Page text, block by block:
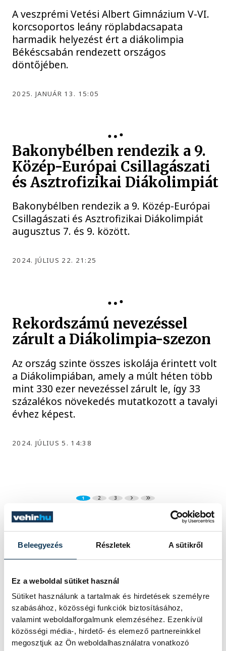
Beleegyezés Részletek A sütikről
Ez a weboldal sütiket használ
Sütiket használunk a tartalmak és hirdetések személyre
szabásához, közösségi funkciók biztosításához,
valamint weboldalforgalmunk elemzéséhez. Ezenkívül
közösségi média-, hirdető- és elemező partnereinkkel
megosztjuk az Ön weboldalhasználatra vonatkozó
A veszprémi Vetési Albert Gimnázium V-VI.
korcsoportos leány röplabdacsapata
harmadik helyezést ért a diákolimpia
Békéscsabán rendezett országos
döntőjében.
2025. JANUÁR 13. 15:05
Bakonybélben rendezik a 9.
Közép-Európai Csillagászati
és Asztrofizikai Diákolimpiát
Bakonybélben rendezik a 9. Közép-Európai
Csillagászati és Asztrofizikai Diákolimpiát
augusztus 7. és 9. között.
2024. JÚLIUS 22. 21:25
Rekordszámú nevezéssel
zárult a Diákolimpia-szezon
Az ország szinte összes iskolája érintett volt
a Diákolimpiában, amely a múlt héten több
mint 330 ezer nevezéssel zárult le, így 33
százalékos növekedés mutatkozott a tavalyi
évhez képest.
2024. JÚLIUS 5. 14:38
1 2 3
KÖZÉLET
Sorra kerülnek elő
világháborús leletek az
alacsony Dunából